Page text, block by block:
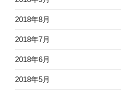
2018年8月
2018年7月
2018年6月
2018年5月